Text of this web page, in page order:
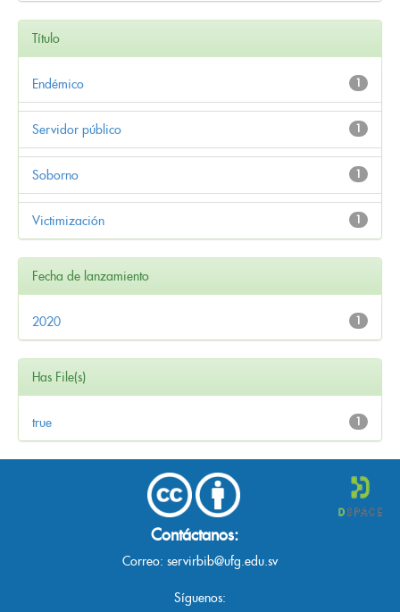
Título
1
Endémico
1
Servidor público
1
Soborno
1
Victimización
Fecha de lanzamiento
1
2020
Has File(s)
1
true
Contáctanos:
Correo: servirbib@ufg.edu.sv
Síguenos: